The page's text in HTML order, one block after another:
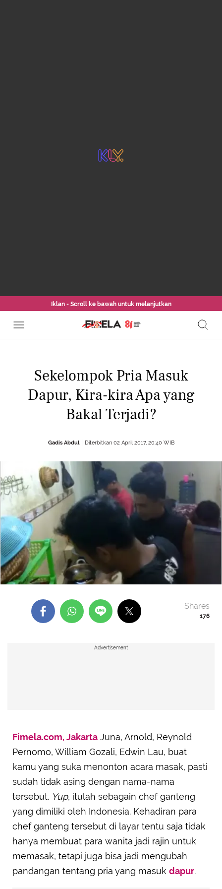
Iklan - Scroll ke bawah untuk melanjutkan
Sekelompok Pria Masuk
Dapur, Kira-kira Apa yang
Bakal Terjadi?
Gadis Abdul Diterbitkan 02 April 2017, 20:40 WIB
176
Shares
Advertisement
Fimela.com, Jakarta Juna, Arnold, Reynold
Pernomo, William Gozali, Edwin Lau, buat
kamu yang suka menonton acara masak, pasti
sudah tidak asing dengan nama-nama
tersebut. Yup, itulah sebagain chef ganteng
yang dimiliki oleh Indonesia. Kehadiran para
chef ganteng tersebut di layar tentu saja tidak
hanya membuat para wanita jadi rajin untuk
memasak, tetapi juga bisa jadi mengubah
pandangan tentang pria yang masuk dapur.